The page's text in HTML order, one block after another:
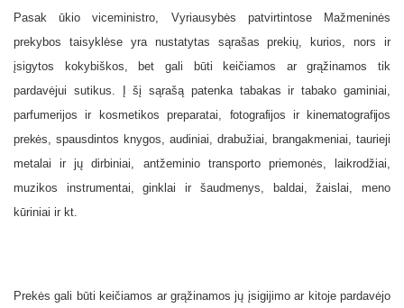
Pasak ūkio viceministro, Vyriausybės patvirtintose Mažmeninės
prekybos taisyklėse yra nustatytas sąrašas prekių, kurios, nors ir
įsigytos kokybiškos, bet gali būti keičiamos ar grąžinamos tik
pardavėjui sutikus. Į šį sąrašą patenka tabakas ir tabako gaminiai,
parfumerijos ir kosmetikos preparatai, fotografijos ir kinematografijos
prekės, spausdintos knygos, audiniai, drabužiai, brangakmeniai, taurieji
metalai ir jų dirbiniai, antžeminio transporto priemonės, laikrodžiai,
muzikos instrumentai, ginklai ir šaudmenys, baldai, žaislai, meno
kūriniai ir kt.
Prekės gali būti keičiamos ar grąžinamos jų įsigijimo ar kitoje pardavėjo